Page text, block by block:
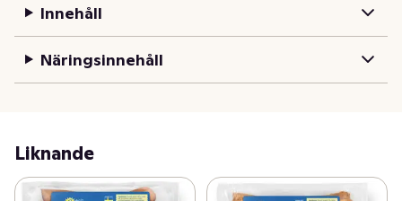
Innehåll
Näringsinnehåll
Liknande